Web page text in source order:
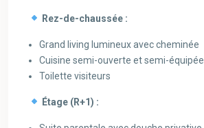
Rez-de-chaussée :
Grand living lumineux avec cheminée
Cuisine semi-ouverte et semi-équipée
Toilette visiteurs
Étage (R+1) :